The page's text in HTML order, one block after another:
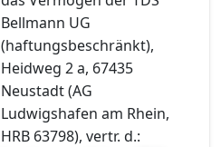
Bellmann UG
(haftungsbeschränkt),
Heidweg 2 a, 67435
Neustadt (AG
Ludwigshafen am Rhein,
HRB 63798), vertr. d.: